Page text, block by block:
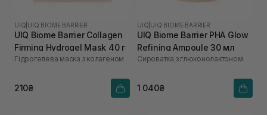
UIQ UIQ BIOME BARRIER
UIQ Biome Barrier Collagen
Firming Hydrogel Mask 40 г
Гідрогелева маска з колагеном
210₴
UIQ UIQ BIOME BARRIER
UIQ Biome Barrier PHA Glow
Refining Ampoule 30 мл
Cироватка з глюконолактоном
1 040₴